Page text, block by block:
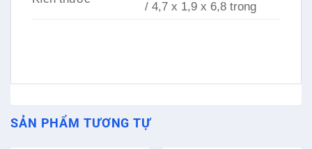
/ 4,7 x 1,9 x 6,8 trong
SẢN PHẨM TƯƠNG TỰ